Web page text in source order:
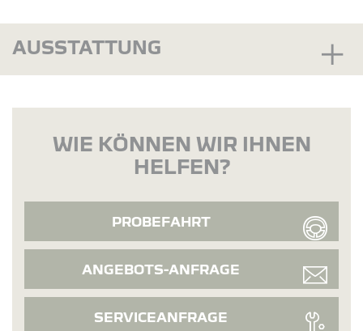
AUSSTATTUNG
WIE KÖNNEN WIR IHNEN
HELFEN?
PROBEFAHRT
ANGEBOTS-ANFRAGE
SERVICEANFRAGE